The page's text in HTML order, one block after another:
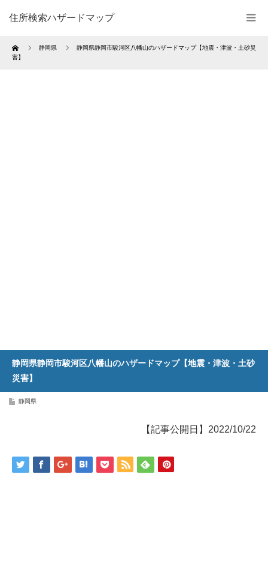
住所検索ハザードマップ
Home 静岡県
静岡県静岡市駿河区八幡山のハザードマップ【地震・津波・土砂災
害】
静岡県静岡市駿河区八幡山のハザードマップ【地震・津波・土砂
災害】
静岡県
【記事公開日】2022/10/22